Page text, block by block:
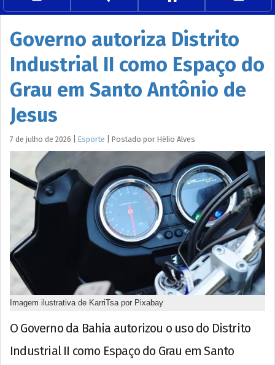
Governo autoriza Distrito
Industrial II como Espaço do
Grau em Santo Antônio de
Jesus
7 de julho de 2026 Esporte Postado por Hélio Alves
Imagem ilustrativa de KarriTsa por Pixabay
O Governo da Bahia autorizou o uso do Distrito
Industrial II como Espaço do Grau emSanto